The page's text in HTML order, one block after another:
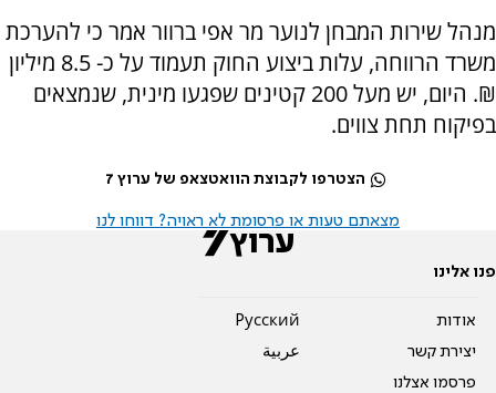
מנהל שירות המבחן לנוער מר אפי ברוור אמר כי להערכת
משרד הרווחה, עלות ביצוע החוק תעמוד על כ- 8.5 מיליון
₪. היום, יש מעל 200 קטינים שפגעו מינית, שנמצאים
בפיקוח תחת צווים.
הצטרפו לקבוצת הוואטצאפ של ערוץ 7
מצאתם טעות או פרסומת לא ראויה? דווחו לנו
פנו אלינו
אודות
יצירת קשר
פרסמו אצלנו
Pусский
عربية